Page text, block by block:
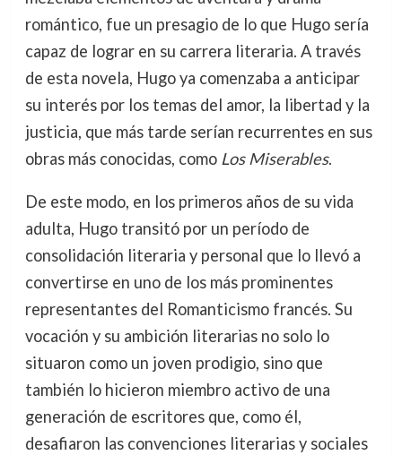
romántico, fue un presagio de lo que Hugo sería
capaz de lograr en su carrera literaria. A través
de esta novela, Hugo ya comenzaba a anticipar
su interés por los temas del amor, la libertad y la
justicia, que más tarde serían recurrentes en sus
obras más conocidas, como Los Miserables.
De este modo, en los primeros años de su vida
adulta, Hugo transitó por un período de
consolidación literaria y personal que lo llevó a
convertirse en uno de los más prominentes
representantes del Romanticismo francés. Su
vocación y su ambición literarias no solo lo
situaron como un joven prodigio, sino que
también lo hicieron miembro activo de una
generación de escritores que, como él,
desafiaron las convenciones literarias y sociales